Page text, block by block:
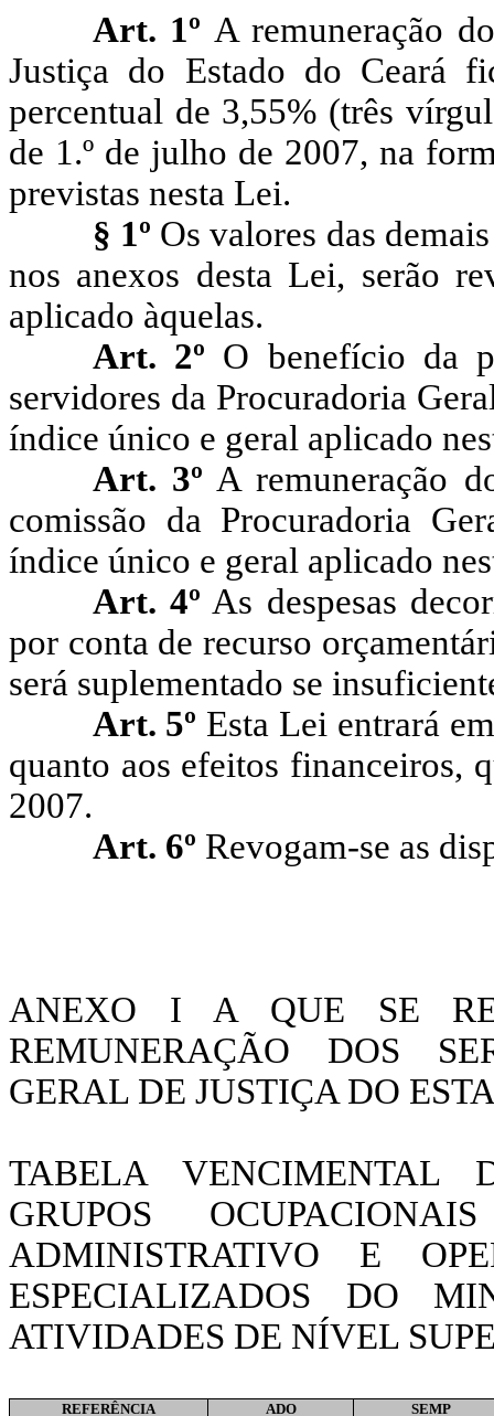
Art. 1º A remuneração
Justiça do Estado do Ceará
percentual de 3,55% (três
de 1.º de julho de 2007, na
previstas nesta Lei.
§ 1º Os valores das
nos anexos desta Lei, serão
aplicado àquelas.
Art. 2º O benefício da
servidores da Procuradoria
índice único e geral aplicado
Art. 3º A remuneração
comissão da Procuradoria
índice único e geral aplicado
Art. 4º As despesas
por conta de recurso
será suplementado se
Art. 5º Esta Lei entrará
quanto aos efeitos financeiros,
2007.
Art. 6º Revogam-se as
ANEXO I A QUE SE
REMUNERAÇÃO DOS
GERAL DE JUSTIÇA DO
TABELA VENCIMENTAL
GRUPOS
ADMINISTRATIVO E
ESPECIALIZADOS DO
ATIVIDADES DE NÍVEL
REFERÊNCIA ADO SEMP